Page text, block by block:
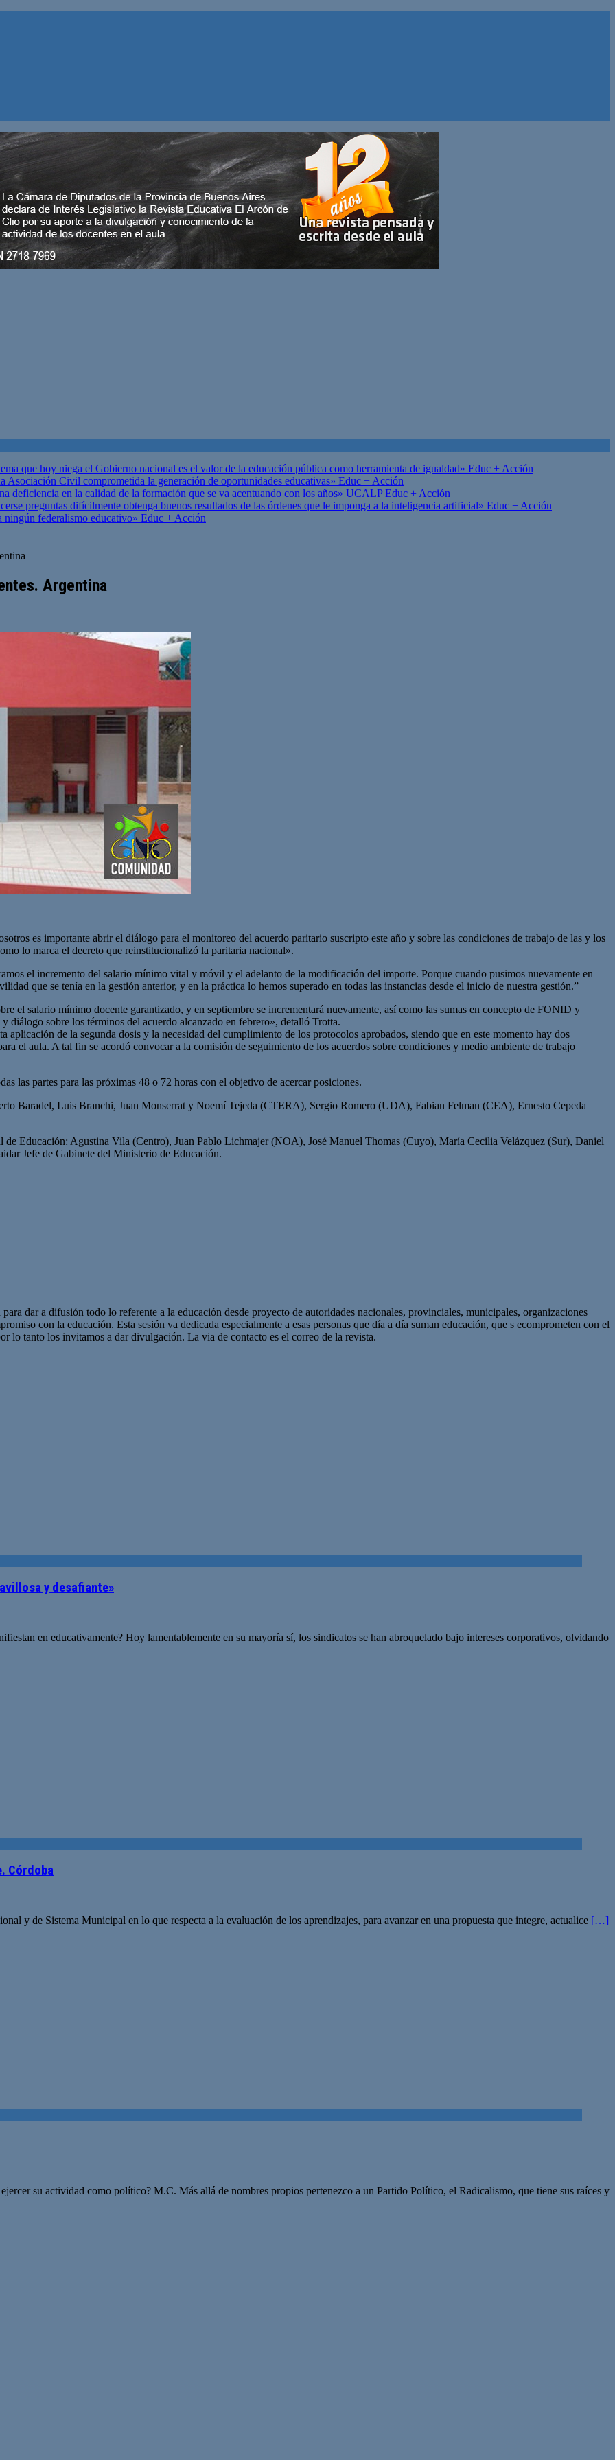
que hoy niega el Gobierno nacional es el valor de la educación pública como herramienta de igualdad» Educ + Acción
Asociación Civil comprometida la generación de oportunidades educativas» Educ + Acción
deficiencia en la calidad de la formación que se va acentuando con los años» UCALPEduc + Acción
preguntas difícilmente obtenga buenos resultados de las órdenes que le imponga a la inteligencia artificial» Educ + Acción
federalismo educativo» Educ + Acción
Argentina
es importante abrir el diálogo para el monitoreo del acuerdo paritario suscripto este año y sobre las condiciones de trabajo de las y los
lo marca el decreto que reinstitucionalizó la paritaria nacional».
el incremento del salario mínimo vital y móvil y el adelanto de la modificación del importe. Porque cuando pusimos nuevamente en
que se tenía en la gestión anterior, y en la práctica lo hemos superado en todas las instancias desde el inicio de nuestra gestión.”
el salario mínimo docente garantizado, y en septiembre se incrementará nuevamente, así como las sumas en concepto de FONID y
diálogo sobre los términos del acuerdo alcanzado en febrero», detalló Trotta.
aplicación de la segunda dosis y la necesidad del cumplimiento de los protocolos aprobados, siendo que en este momento hay dos
el aula. A tal fin se acordó convocar a la comisión de seguimiento de los acuerdos sobre condiciones y medio ambiente de trabajo
las partes para las próximas 48 o 72 horas con el objetivo de acercar posiciones.
Baradel, Luis Branchi, Juan Monserrat y Noemí Tejeda (CTERA), Sergio Romero (UDA), Fabian Felman (CEA), Ernesto Cepeda
de Educación: Agustina Vila (Centro), Juan Pablo Lichmajer (NOA), José Manuel Thomas (Cuyo), María Cecilia Velázquez (Sur), Daniel
Jefe de Gabinete del Ministerio de Educación.
dar a difusión todo lo referente a la educación desde proyecto de autoridades nacionales, provinciales, municipales, organizaciones
con la educación. Esta sesión va dedicada especialmente a esas personas que día a día suman educación, que s ecomprometen con el
lo tanto los invitamos a dar divulgación. La via de contacto es el correo de la revista.
y desafiante»
en educativamente? Hoy lamentablemente en su mayoría sí, los sindicatos se han abroquelado bajo intereses corporativos, olvidando
Córdoba
y de Sistema Municipal en lo que respecta a la evaluación de los aprendizajes, para avanzar en una propuesta que integre, actualice […]
su actividad como político? M.C. Más allá de nombres propios pertenezco a un Partido Político, el Radicalismo, que tiene sus raíces y